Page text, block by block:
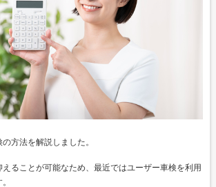
方法を解説しました。
ることが可能なため、最近ではユーザー車検を利用